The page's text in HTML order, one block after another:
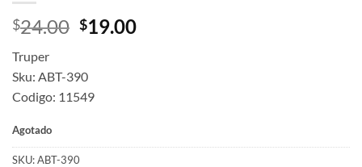
$24.00 Original
$24.00.
$19.00Current
Truper
Sku: ABT-390
Codigo: 11549
Agotado
SKU:ABT-390